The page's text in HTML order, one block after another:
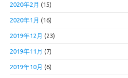
2020年2月 (15)
2020年1月 (16)
2019年12月 (23)
2019年11月 (7)
2019年10月 (6)